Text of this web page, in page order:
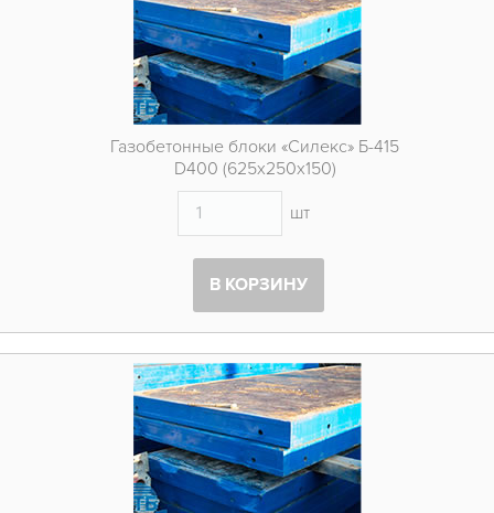
Газобетонные блоки «Силекс» Б-415
D400 (625х250х150)
шт
В КОРЗИНУ